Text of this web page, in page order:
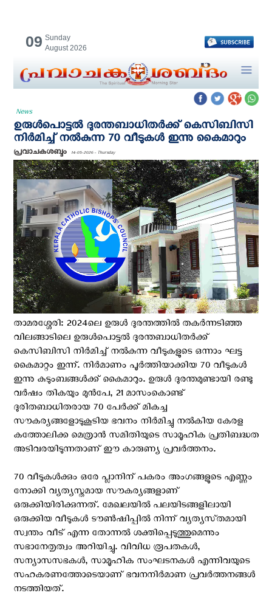
09 Sunday
August 2026
News
ഉരുൾപൊട്ടൽ ദുരന്തബാധിതർക്ക് കെസിബിസി
നിർമിച്ച് നൽകുന്ന 70 വീടുകൾ ഇന്നു കൈമാറും
പ്രവാചകശബ്ദം 14-05-2026 - Thursday
താമരശ്ശേരി: 2024ലെ ഉരുൾ ദുരന്തത്തിൽ തകർന്നടിഞ്ഞ
വിലങ്ങാടിലെ ഉരുൾപൊട്ടൽ ദുരന്തബാധിതർക്ക്
കെസിബിസി നിർമിച്ച് നൽകുന്ന വീടുകളുടെ ഒന്നാം ഘട്ട
കൈമാറ്റം ഇന്ന്. നിർമാണം പൂർത്തിയാക്കിയ 70 വീടുകൾ
ഇന്നു കുടുംബങ്ങൾക്ക് കൈമാറും. ഉരുൾ ദുരന്തമുണ്ടായി രണ്ടു
വർഷം തികയും മുന്‍പേ, 21 മാസംകൊണ്ട്
ദുരിതബാധിതരായ 70 പേർക്ക് മികച്ച
സൗകര്യങ്ങളോടുകൂടിയ ഭവനം നിർമിച്ചു നൽകിയ കേരള
കത്തോലിക്ക മെത്രാൻ സമിതിയുടെ സാമൂഹിക പ്രതിബദ്ധത
അടിവരയിടുന്നതാണ് ഈ കാരുണ്യ പ്രവര്‍ത്തനം.
70 വീടുകൾക്കും ഒരേ പ്ലാനിന് പകരം അംഗങ്ങളുടെ എണ്ണം
നോക്കി വ്യത്യസ്തമായ സൗകര്യങ്ങളാണ്
ഒരുക്കിയിരിക്കുന്നത്. മേഖലയിൽ പലയിടങ്ങളിലായി
ഒരുക്കിയ വീടുകൾ ടൗൺഷിപ്പിൽ നിന്ന് വ്യത്യസ്‌തമായി
സ്വന്തം വീട് എന്ന തോന്നൽ ശക്തിപ്പെടുത്തുമെന്നും
സഭാനേതൃത്വം അറിയിച്ചു. വിവിധ രൂപതകൾ,
സന്യാസസഭകൾ, സാമൂഹിക സംഘടനകൾ എന്നിവയുടെ
സഹകരണത്തോടെയാണ് ഭവനനിർമാണ പ്രവർത്തനങ്ങൾ
നടത്തിയത്.